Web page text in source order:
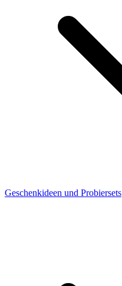
Geschenkideen und Probiersets